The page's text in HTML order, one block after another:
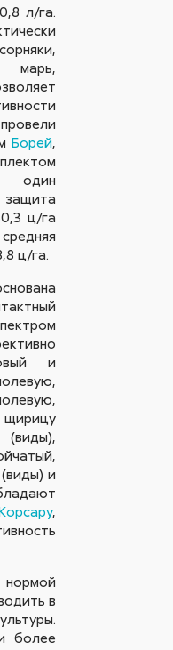
л/га.
марь,
Борей,
один
защита
ц/га
ц/га.
и
и
,
в
более